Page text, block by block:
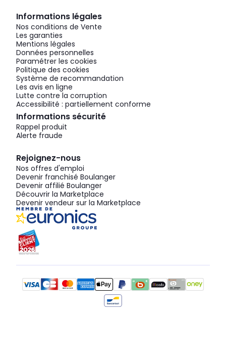
Informations légales
Nos conditions de Vente
Les garanties
Mentions légales
Données personnelles
Paramétrer les cookies
Politique des cookies
Système de recommandation
Les avis en ligne
Lutte contre la corruption
Accessibilité : partiellement conforme
Informations sécurité
Rappel produit
Alerte fraude
Rejoignez-nous
Nos offres d'emploi
Devenir franchisé Boulanger
Devenir affilié Boulanger
Découvrir la Marketplace
Devenir vendeur sur la Marketplace